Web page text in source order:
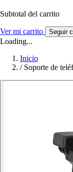
Subtotal del carrito
Ver mi carrito Seguir
Loading...
Inicio
/ Soporte de